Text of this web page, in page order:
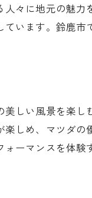
々に地元の魅力
います。鈴鹿市
しい風景を楽し
しめ、マツダの
ーマンスを体験